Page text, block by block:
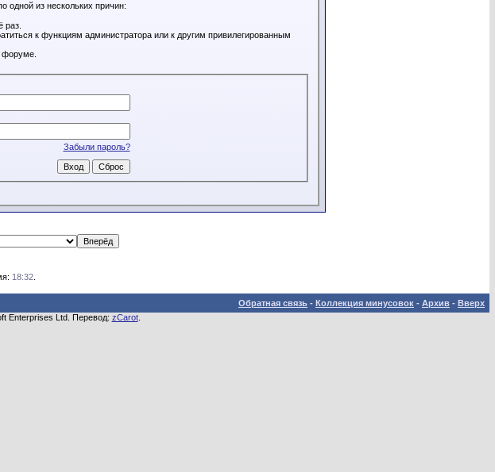
одной из нескольких причин:
раз.
к функциям администратора или к другим привилегированным
форуме.
Забыли пароль?
18:32.
Обратная связь - Коллекция минусовок - Архив - Вверх
Enterprises Ltd. Перевод: zCarot.